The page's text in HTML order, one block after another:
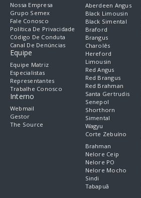
Nossa Empresa
Grupo Semex
Fale Conosco
Política De Privacidade
Código De Conduta
Canal De Denúncias
Equipe
Equipe Matriz
Especialistas
Representantes
Trabalhe Conosco
Interno
Webmail
Gestor
The Source
Aberdeen Angus
Black Limousin
Black Simental
Braford
Brangus
Charolês
Hereford
Limousin
Red Angus
Red Brangus
Red Brahman
Santa Gertrudis
Senepol
Shorthorn
Simental
Wagyu
Corte Zebuíno
Brahman
Nelore Ceip
Nelore PO
Nelore Mocho
Sindi
Tabapuã